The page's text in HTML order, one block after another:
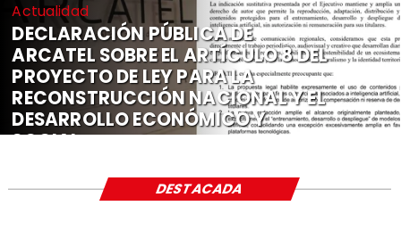
Actualidad
DECLARACIÓN PÚBLICA DE
ARCATEL SOBRE EL ARTÍCULO 8 DEL
PROYECTO DE LEY PARA LA
RECONSTRUCCIÓN NACIONAL Y EL
DESARROLLO ECONÓMICO Y
SOCIAL
DESTACADA